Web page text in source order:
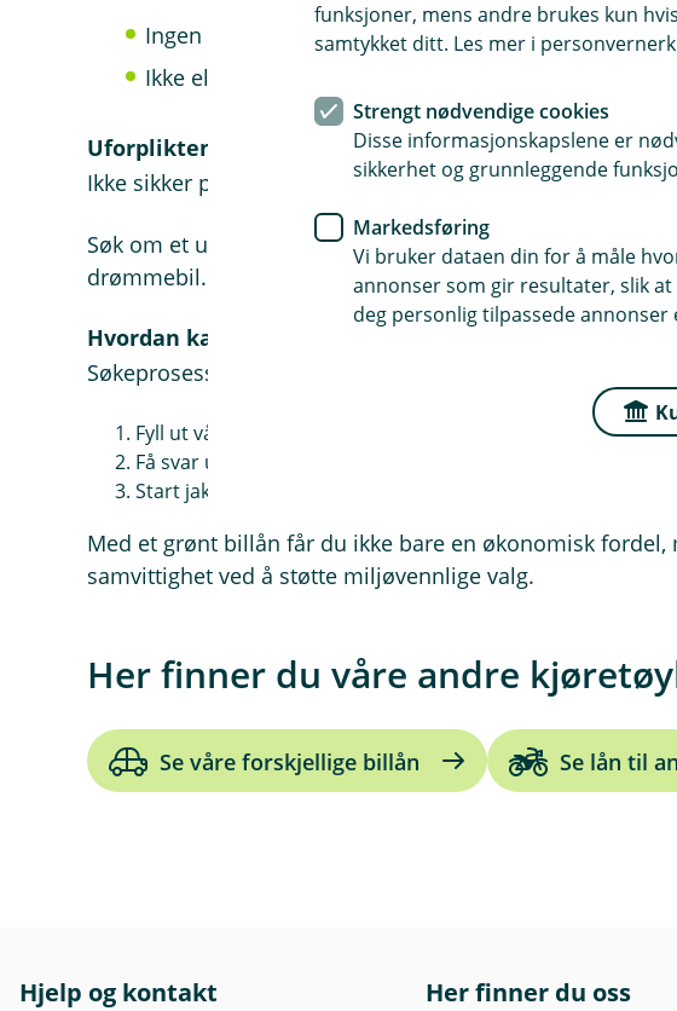
Ingen CO2-utslipp (0g/km)
Ikke eldre enn 14 år ved nedbetalingens slutt.
Uforpliktende lånebevis
Ikke sikker på hvilken elbil du vil ha? Ingen problem!
Søk om et uforpliktende lånebevis, og ha finansieringen
drømmebil.
Hvordan kan jeg søke et grønt billån?
Søkeprosessen er enkel og digital:
Fyll ut vårt online søknadsskjema
Få svar umiddelbart
Start jakten på din ideelle miljøvennlige bil med et pre-
Med et grønt billån får du ikke bare en økonomisk fordel,
samvittighet ved å støtte miljøvennlige valg.
Her finner du våre andre
Se våre forskjellige billån Se lån til
Hjelp og kontakt Her finner du oss
funksjoner, mens andre brukes kun
samtykket ditt. Les mer i
Strengt nødvendige cookies
Disse informasjonskapslene er
sikkerhet og grunnleggende
Markedsføring
Vi bruker dataen din for å måle
annonser som gir resultater, slik
deg personlig tilpassede